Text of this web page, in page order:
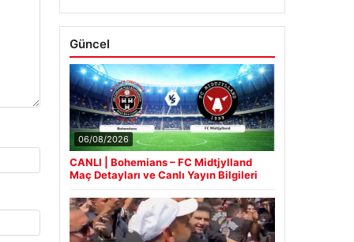
Güncel
06/08/2026
CANLI | Bohemians – FC Midtjylland
Maç Detayları ve Canlı Yayın Bilgileri